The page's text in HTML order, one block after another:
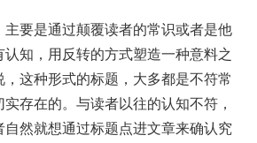
要是通过颠覆读者的常识或者是他
知，用反转的方式塑造一种意料之
这种形式的标题，大多都是不符常
存在的。与读者以往的认知不符，
自然就想通过标题点进文章来确认究